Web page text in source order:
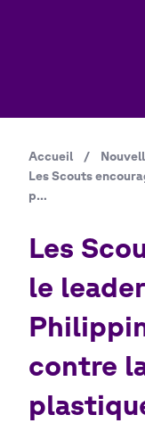
Fil
d'Ariane
Accueil /
Les Scouts
p…
Les
le
contre